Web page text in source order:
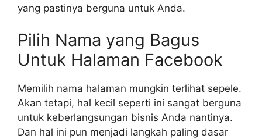
yang pastinya berguna untuk Anda.
Pilih Nama yang Bagus
Untuk Halaman Facebook
Memilih nama halaman mungkin terlihat sepele.
Akan tetapi, hal kecil seperti ini sangat berguna
untuk keberlangsungan bisnis Anda nantinya.
Dan hal ini pun menjadi langkah paling dasar